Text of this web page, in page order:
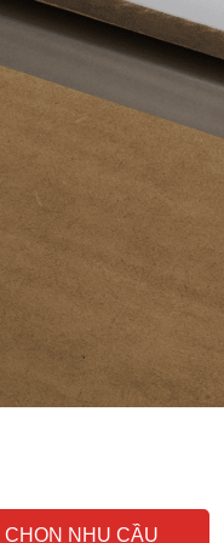
CHỌN NHU CẦU